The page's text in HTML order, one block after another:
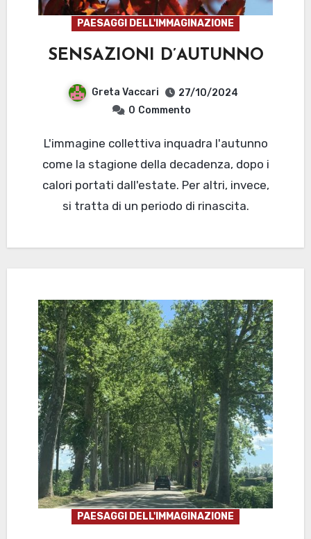
PAESAGGI DELL'IMMAGINAZIONE
SENSAZIONI D’AUTUNNO
Greta Vaccari
27/10/2024
0 Commento
L'immagine collettiva inquadra l'autunno
come la stagione della decadenza, dopo i
calori portati dall'estate. Per altri, invece,
si tratta di un periodo di rinascita.
PAESAGGI DELL'IMMAGINAZIONE